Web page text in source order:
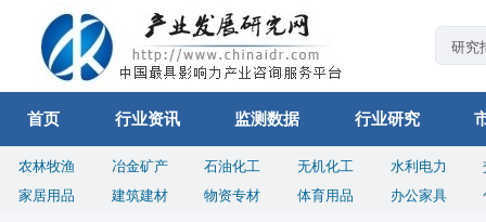
首页 行业资讯 监测数据 行业研究
农林牧渔 冶金矿产 石油化工 无机化工 水利电力
家居用品
建筑建材 物资专材 体育用品 办公家具